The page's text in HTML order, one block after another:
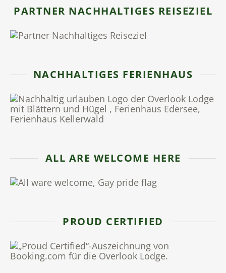
PARTNER NACHHALTIGES REISEZIEL
NACHHALTIGES FERIENHAUS
ALL ARE WELCOME HERE
PROUD CERTIFIED